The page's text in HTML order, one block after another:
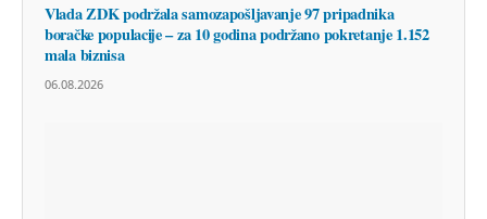
Vlada ZDK podržala samozapošljavanje 97 pripadnika
boračke populacije – za 10 godina podržano pokretanje 1.152
mala biznisa
06.08.2026